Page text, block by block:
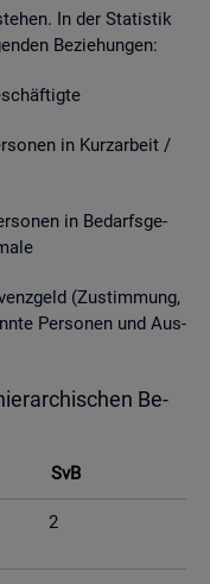
In der Sta­tis­tik
Be­zie­hun­gen:
Kurz­ar­beit /
in Be­darfs­ge­
(Zu­stim­mung,
Per­so­nen und Aus­
Be­
SvB
2